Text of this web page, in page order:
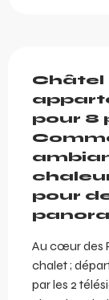
Châtel
pour 8
pour
Au cœur des
chalet ;
par les 2